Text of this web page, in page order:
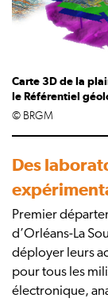
Carte 3D de la
le Référentiel
© BRGM
Des
Premier
d’Orléans-La
déployer leurs
pour tous les
électronique,